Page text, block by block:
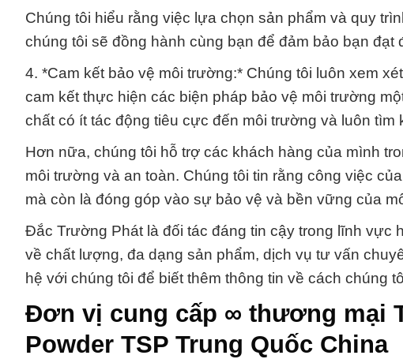
Chúng tôi hiểu rằng việc lựa chọn sản phẩm và quy
chúng tôi sẽ đồng hành cùng bạn để đảm bảo bạn đạt
4. *Cam kết bảo vệ môi trường:* Chúng tôi luôn xem
cam kết thực hiện các biện pháp bảo vệ môi trường
chất có ít tác động tiêu cực đến môi trường và luôn
Hơn nữa, chúng tôi hỗ trợ các khách hàng của mình
môi trường và an toàn. Chúng tôi tin rằng công việc
mà còn là đóng góp vào sự bảo vệ và bền vững của
Đắc Trường Phát là đối tác đáng tin cậy trong lĩnh vực
về chất lượng, đa dạng sản phẩm, dịch vụ tư vấn
hệ với chúng tôi để biết thêm thông tin về cách chúng
Đơn vị cung cấp ∞ thương mại
Powder TSP Trung Quốc China